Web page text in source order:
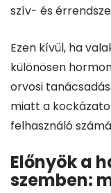
szív- és
Ezen kívül, ha
különösen
orvosi
miatt a
felhasználó
Előnyök a
szemben: